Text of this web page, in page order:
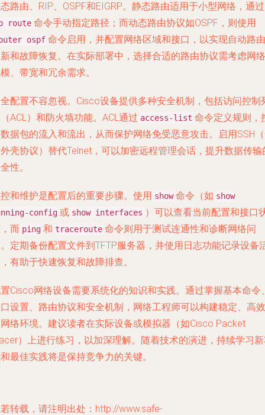
路由、RIP、OSPF和EIGRP。静态路由适用于小型网络，通过
route 命令手动指定路径；而动态路由协议如OSPF，则使用
ospf 命令启用，并配置网络区域和接口，以实现自动路由
和故障恢复。在实际部署中，选择合适的路由协议需考虑网络
、带宽和冗余需求。
配置不容忽视。Cisco设备提供多种安全机制，包括访问控制
ACL）和防火墙功能。ACL通过 access-list 命令定义规则，
据包的流入和流出，从而保护网络免受恶意攻击。启用SSH
壳协议）替代Telnet，可以加密远程管理会话，提升数据传输
性。
和维护是配置后的重要步骤。使用 show 命令（如 show
config 或 show interfaces ）可以查看当前配置和接口
而 ping 和 traceroute 命令则用于测试连通性和诊断网络问
定期备份配置文件到TFTP服务器，并使用日志功能记录设备
有助于快速恢复和故障排查。
Cisco网络设备需要系统化的知识和实践。通过掌握基本命令
设置、路由协议和安全机制，网络工程师可以构建稳定、高效
络环境。建议读者在实际设备或模拟器（如Cisco Packet
）上进行练习，以加深理解。随着技术的演进，持续学习
最佳实践将是保持竞争力的关键。
转载，请注明出处：http://www.safe-